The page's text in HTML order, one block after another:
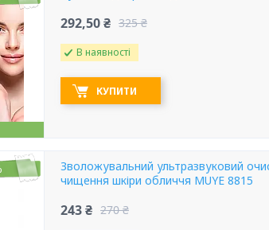
292,50 ₴ 325 ₴
В наявності
КУПИТИ
Зволожувальний ультразвуковий
чищення шкіри обличчя MUYE 8815
243 ₴ 270 ₴